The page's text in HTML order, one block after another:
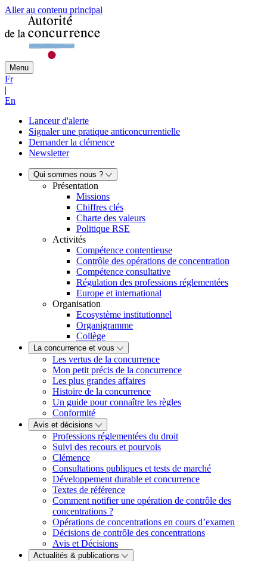
Aller au contenu principal
Menu
Fr
|
En
Lanceur d'alerte
Signaler une pratique anticoncurrentielle
Demander la clémence
Newsletter
Qui sommes nous ?
Présentation
Missions
Chiffres clés
Charte des valeurs
Politique RSE
Activités
Compétence contentieuse
Contrôle des opérations de concentration
Compétence consultative
Régulation des professions réglementées
Europe et international
Organisation
Ecosystème institutionnel
Organigramme
Collège
La concurrence et vous
Les vertus de la concurrence
Mon petit précis de la concurrence
Les plus grandes affaires
Histoire de la concurrence
Un guide pour connaître les règles
Conformité
Avis et décisions
Professions réglementées du droit
Suivi des recours et pourvois
Clémence
Consultations publiques et tests de marché
Développement durable et concurrence
Textes de référence
Comment notifier une opération de contrôle des
concentrations ?
Opérations de concentrations en cours d’examen
Décisions de contrôle des concentrations
Avis et Décisions
Actualités & publications